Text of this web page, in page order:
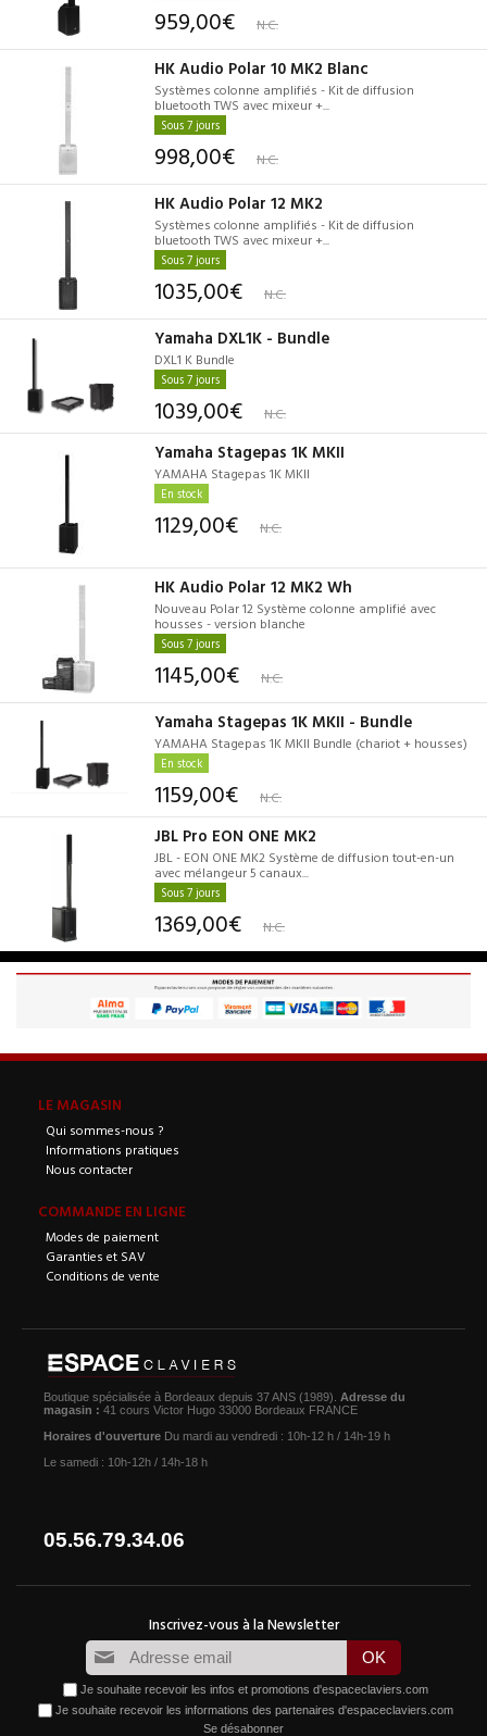
959,00€ N.C.
HK Audio Polar 10 MK2 Blanc
Systèmes colonne amplifiés - Kit de diffusion
bluetooth TWS avec mixeur +...
Sous 7 jours
998,00€ N.C.
HK Audio Polar 12 MK2
Systèmes colonne amplifiés - Kit de diffusion
bluetooth TWS avec mixeur +...
Sous 7 jours
1035,00€ N.C.
Yamaha DXL1K - Bundle
DXL1 K Bundle
Sous 7 jours
1039,00€ N.C.
Yamaha Stagepas 1K MKII
YAMAHA Stagepas 1K MKII
En stock
1129,00€ N.C.
HK Audio Polar 12 MK2 Wh
Nouveau Polar 12 Système colonne amplifié avec
housses - version blanche
Sous 7 jours
1145,00€ N.C.
Yamaha Stagepas 1K MKII - Bundle
YAMAHA Stagepas 1K MKII Bundle (chariot + housses)
En stock
1159,00€ N.C.
JBL Pro EON ONE MK2
JBL - EON ONE MK2 Système de diffusion tout-en-un
avec mélangeur 5 canaux...
Sous 7 jours
1369,00€ N.C.
LE MAGASIN
Qui sommes-nous ?
Informations pratiques
Nous contacter
COMMANDE EN LIGNE
Modes de paiement
Garanties et SAV
Conditions de vente
Boutique spécialisée à Bordeaux depuis 37 ANS (1989). Adresse du
magasin : 41 cours Victor Hugo 33000 Bordeaux FRANCE
Horaires d'ouverture Du mardi au vendredi : 10h-12 h / 14h-19 h
Le samedi : 10h-12h / 14h-18 h
05.56.79.34.06
Je souhaite recevoir les infos et promotions d'espaceclaviers.com
Je souhaite recevoir les informations des partenaires d'espaceclaviers.com
Se désabonner